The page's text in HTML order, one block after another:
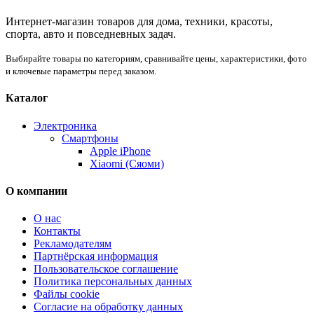
Интернет-магазин товаров для дома, техники, красоты,
спорта, авто и повседневных задач.
Выбирайте товары по категориям, сравнивайте цены, характеристики, фото
и ключевые параметры перед заказом.
Каталог
Электроника
Смартфоны
Apple iPhone
Xiaomi (Сяоми)
О компании
О нас
Контакты
Рекламодателям
Партнёрская информация
Пользовательское соглашение
Политика персональных данных
Файлы cookie
Согласие на обработку данных